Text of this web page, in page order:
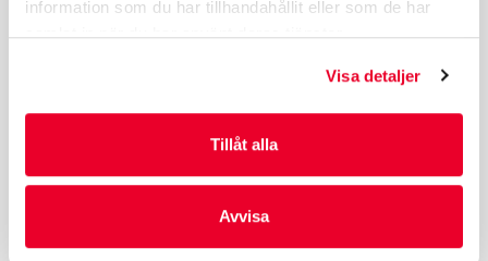
information som du har tillhandahållit eller som de har
samlat in när du har använt deras tjänster.
Visa detaljer
Tillåt alla
Avvisa
INDUSTRIFÖRPACKNINGAR
LÄKEMEDELSFÖRPACKNINGAR